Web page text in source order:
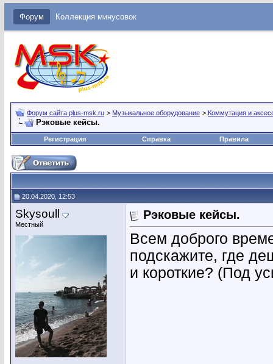
Форум Коллекция минусовок
Форум сайта plus-msk.ru > Музыкальное оборудование > Коммутация и
Рэковые кейсы.
Регистрация Справка Правила
20.04.2020, 12:53
Skysoull
Местный
Рэковые кейсы.
Всем доброго
подскажите, где
и короткие? (Под